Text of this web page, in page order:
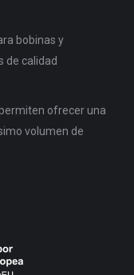
bobinas y
de calidad
ofrecer una
volumen de